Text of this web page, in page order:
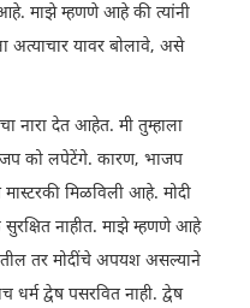
माझे म्हणणे आहे की त्यांनी
अत्याचार यावर बोलावे, असे
नारा देत आहेत. मी तुम्हाला
को लपेटेंगे. कारण, भाजप
मिळविली आहे. मोदी
नाहीत. माझे म्हणणे आहे
तर मोदींचे अपयश असल्याने
धर्म द्वेष पसरवित नाही. द्वेष